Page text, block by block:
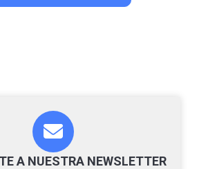
A NUESTRA NEWSLETTER